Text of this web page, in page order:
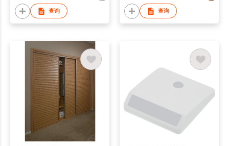
查询 查询